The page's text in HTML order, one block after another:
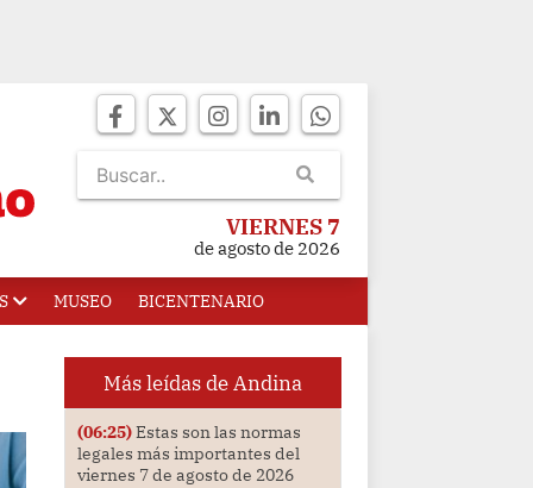
VIERNES 7
de agosto de 2026
MUSEO BICENTENARIO
Más leídas de Andina
(06:25)Estas son las normas
legales más importantes del
viernes 7 de agosto de 2026